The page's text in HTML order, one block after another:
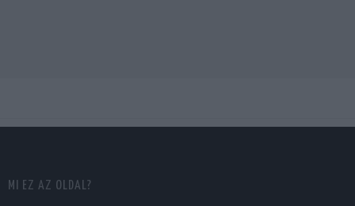
MI EZ AZ OLDAL?